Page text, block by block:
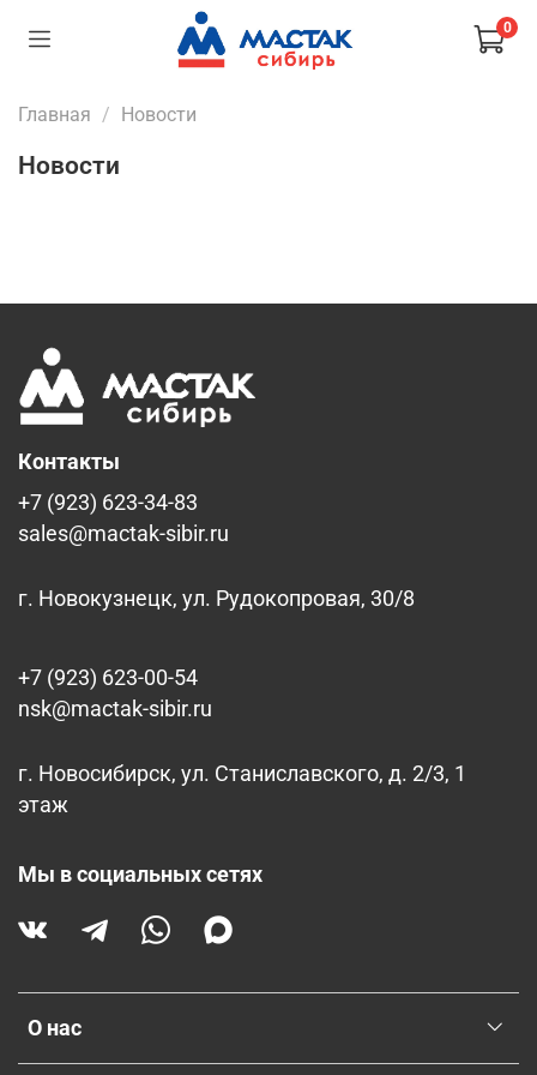
0
Главная Новости
Новости
О нас
Контакты
+7 (923) 623-34-83
sales@mactak-sibir.ru
г. Новокузнецк, ул. Рудокопровая, 30/8
+7 (923) 623-00-54
nsk@mactak-sibir.ru
г. Новосибирск, ул. Станиславского, д. 2/3, 1
этаж
Мы в социальных сетях